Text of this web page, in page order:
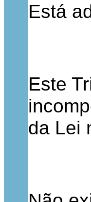
Está
Este
da Lei